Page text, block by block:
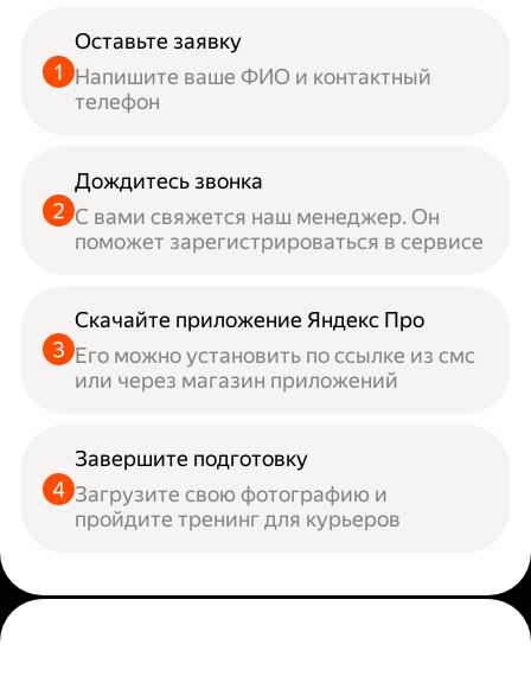
Оставьте заявку
Напишите ваше ФИО и контактный
телефон
Дождитесь звонка
С вами свяжется наш менеджер. Он
поможет зарегистрироваться в сервисе
Скачайте приложение Яндекс Про
Его можно установить по ссылке из смс
или через магазин приложений
Завершите подготовку
Загрузите свою фотографию и
пройдите тренинг для курьеров